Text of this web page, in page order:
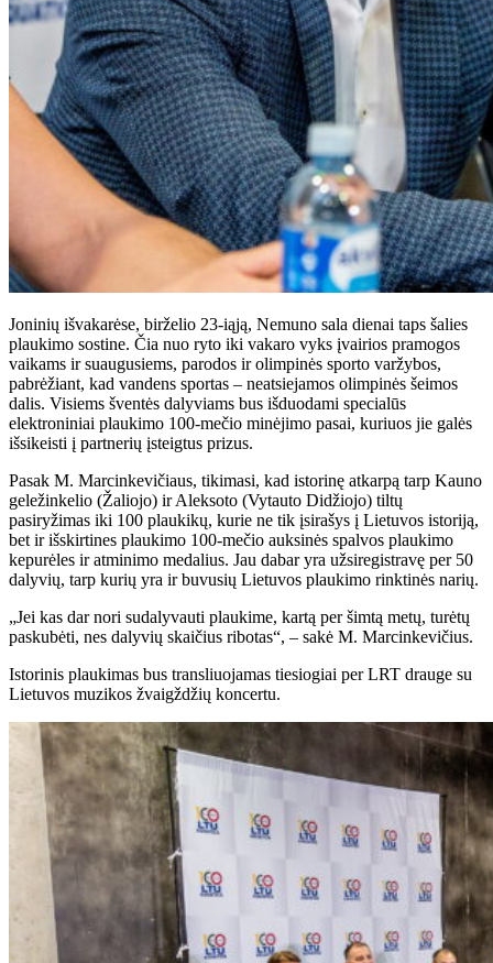
Joninių išvakarėse, birželio 23-iąją, Nemuno sala dienai taps šalies
plaukimo sostine. Čia nuo ryto iki vakaro vyks įvairios pramogos
vaikams ir suaugusiems, parodos ir olimpinės sporto varžybos,
pabrėžiant, kad vandens sportas – neatsiejamos olimpinės šeimos
dalis. Visiems šventės dalyviams bus išduodami specialūs
elektroniniai plaukimo 100-mečio minėjimo pasai, kuriuos jie galės
išsikeisti į partnerių įsteigtus prizus.
Pasak M. Marcinkevičiaus, tikimasi, kad istorinę atkarpą tarp Kauno
geležinkelio (Žaliojo) ir Aleksoto (Vytauto Didžiojo) tiltų
pasiryžimas iki 100 plaukikų, kurie ne tik įsirašys į Lietuvos istoriją,
bet ir išskirtines plaukimo 100-mečio auksinės spalvos plaukimo
kepurėles ir atminimo medalius. Jau dabar yra užsiregistravę per 50
dalyvių, tarp kurių yra ir buvusių Lietuvos plaukimo rinktinės narių.
„Jei kas dar nori sudalyvauti plaukime, kartą per šimtą metų, turėtų
paskubėti, nes dalyvių skaičius ribotas“, – sakė M. Marcinkevičius.
Istorinis plaukimas bus transliuojamas tiesiogiai per LRT drauge su
Lietuvos muzikos žvaigždžių koncertu.